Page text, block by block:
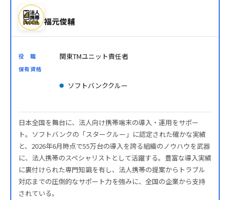
福元俊輔
役 職 関東TMユニット責任者
保有資格
ソフトバンククルー
日本全国を舞台に、法人向け携帯端末の導入・運用をサポー
ト。ソフトバンクの「スタークルー」に認定された確かな実績
と、2026年6月時点で55万台の導入を誇る組織のノウハウを武器
に、法人携帯のスペシャリストとして活躍する。豊富な導入実績
に裏付けられた専門知識を有し、法人携帯の提案からトラブル
対応までの圧倒的なサポート力を強みに、全国の企業から支持
されている。